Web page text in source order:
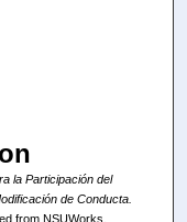
la Participación del
de Conducta.
from NSUWorks,